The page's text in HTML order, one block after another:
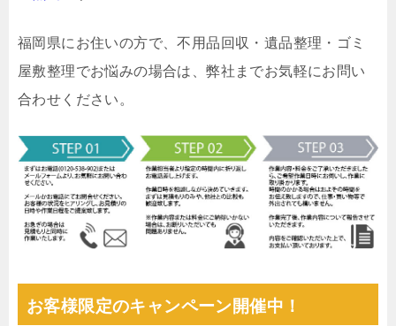
福岡県にお住いの方で、不用品回収・遺品整理・ゴミ
屋敷整理でお悩みの場合は、弊社までお気軽にお問い
合わせください。
お客様限定のキャンペーン開催中！